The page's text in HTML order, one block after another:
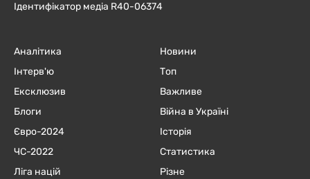
Ідентифікатор медіа R40-06374
Аналітика
Інтерв'ю
Ексклюзив
Блоги
Євро-2024
ЧC-2022
Ліга націй
Новини
Топ
Важливе
Війна в Україні
Історія
Статистика
Різне